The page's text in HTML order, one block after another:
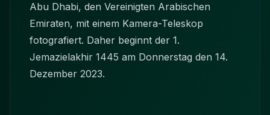
Abu Dhabi, den Vereinigten Arabischen
Emiraten, mit einem Kamera-Teleskop
fotografiert. Daher beginnt der 1.
Jemazielakhir 1445 am Donnerstag den 14.
Dezember 2023.